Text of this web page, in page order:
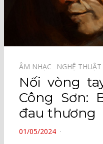
ÂM NHẠC⠀ NGHỆ THUẬT⠀
Nối vòng
Công Sơn:
đau thương
POSTED
01/05/2024